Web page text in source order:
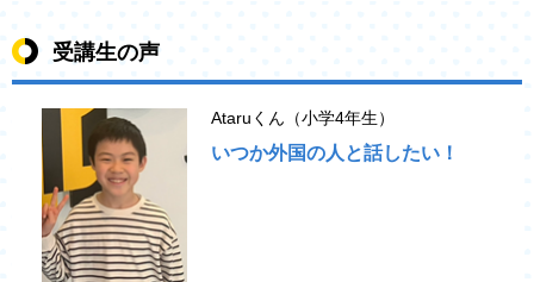
受講生の声
Ataruくん（小学4年生）
いつか外国の人と話したい！